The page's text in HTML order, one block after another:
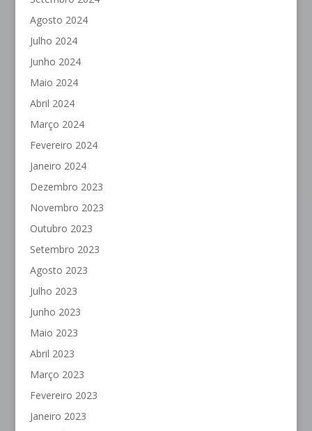
Agosto 2024
Julho 2024
Junho 2024
Maio 2024
Abril 2024
Março 2024
Fevereiro 2024
Janeiro 2024
Dezembro 2023
Novembro 2023
Outubro 2023
Setembro 2023
Agosto 2023
Julho 2023
Junho 2023
Maio 2023
Abril 2023
Março 2023
Fevereiro 2023
Janeiro 2023